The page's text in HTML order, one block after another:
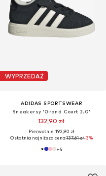
WYPRZEDAŻ
ADIDAS SPORTSWEAR
Sneakersy 'Grand Court 2.0'
132,90 zł
Pierwotnie: 192,90 zł
Ostatnia najniższa cena:137,61 zł-3%
+4